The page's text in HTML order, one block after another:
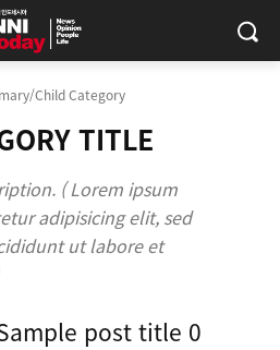
Child Category
TITLE
( Lorem ipsum
adipisicing elit, sed
ut labore et
post title 0